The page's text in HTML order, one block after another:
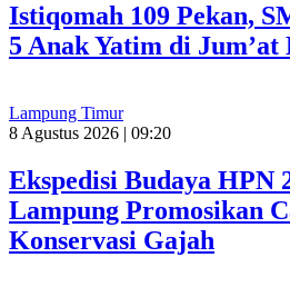
Istiqomah 109 Pekan,
5 Anak Yatim di Jum’at
Lampung Timur
8 Agustus 2026 | 09:20
Ekspedisi Budaya HPN
Lampung Promosikan
Konservasi Gajah